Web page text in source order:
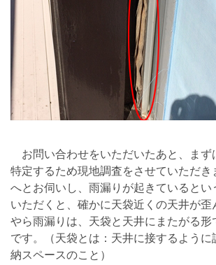
お問い合わせをいただいたあと、まず
特定するため現地調査をさせていただき
へとお伺いし、雨漏りが起きているとい
いただくと、確かに天袋近くの天井が歪
やら雨漏りは、天袋と天井にまたがる形
です。（天袋とは：天井に接するように
納スペースのこと）